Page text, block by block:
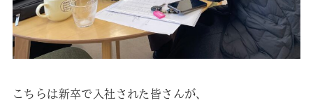
こちらは新卒で入社された皆さんが、